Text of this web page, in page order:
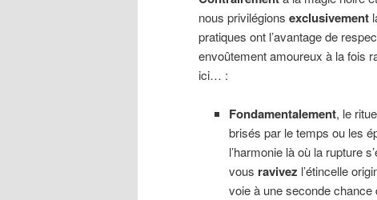
nous privilégions exclusivement
pratiques ont l’avantage de
envoûtement amoureux à la fois
ici… :
Fondamentalement, le
brisés par le temps ou les
l’harmonie là où la rupture
vous ravivez l’étincelle
voie à une seconde chance